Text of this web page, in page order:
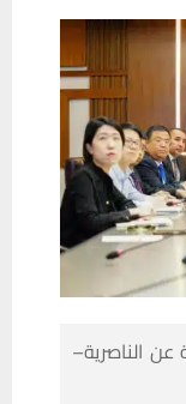
الناصرية–